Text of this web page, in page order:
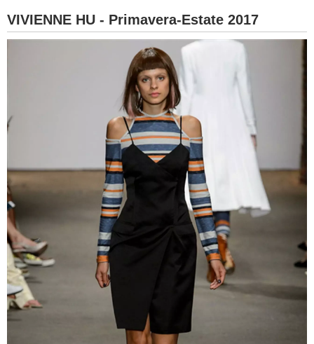
VIVIENNE HU - Primavera-Estate 2017